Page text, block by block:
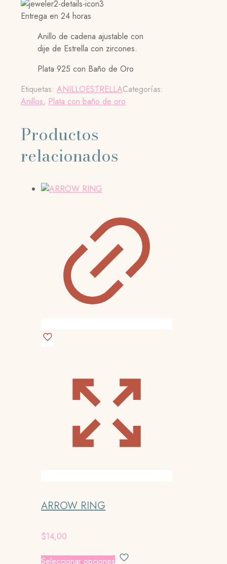
Entrega en 24 horas
Anillo de cadena ajustable con
dije de Estrella con zircones.
Plata 925 con Baño de Oro
Etiquetas: ANILLOESTRELLACategorías:
Anillos, Plata con baño de oro
Productos
relacionados
ARROW RING
$14,00
Seleccionar opciones Este